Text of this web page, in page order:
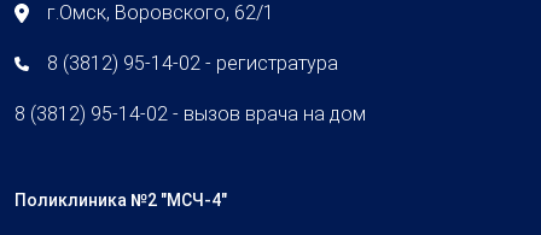
г.Омск, Воровского, 62/1
8 (3812) 95-14-02 - регистратура
8 (3812) 95-14-02 - вызов врача на дом
Поликлиника №2 "МСЧ-4"